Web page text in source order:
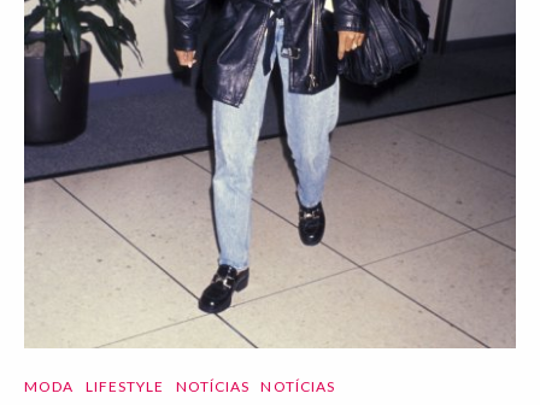
MODA LIFESTYLE NOTÍCIAS NOTÍCIAS